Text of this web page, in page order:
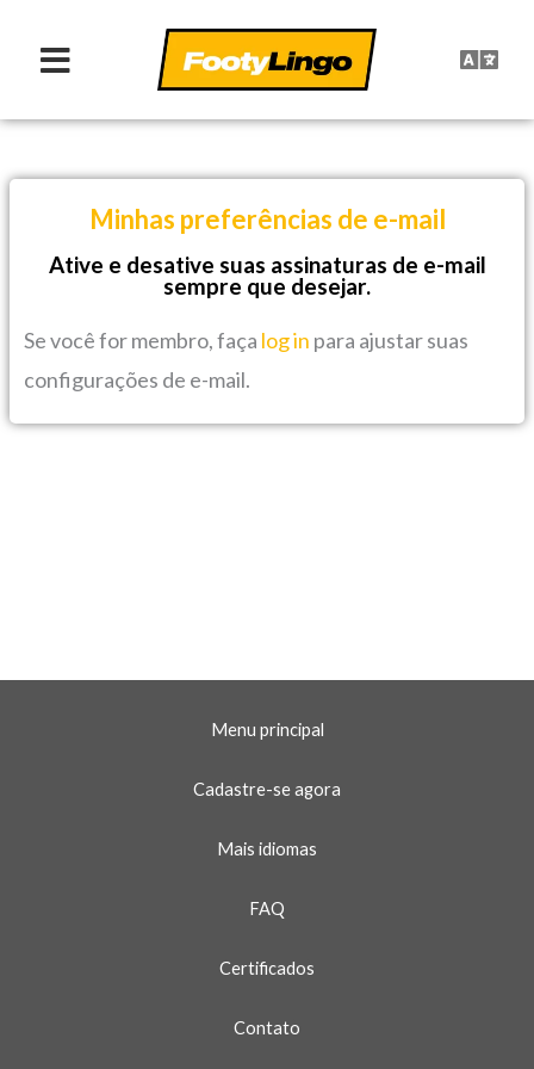
Minhas preferências de e-mail
Ative e desative suas assinaturas de e-mail
sempre que desejar.
Se você for membro, faça log in para ajustar suas
configurações de e-mail.
Menu principal
Cadastre-se agora
Mais idiomas
FAQ
Certificados
Contato